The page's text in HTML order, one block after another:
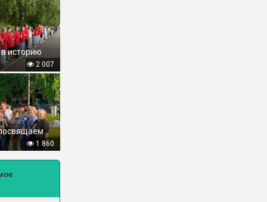
историю
2 007
1 860